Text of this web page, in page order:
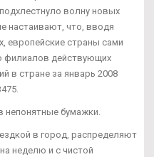
волну новых
настаивают, что, вводя
европейские страны сами
филиалов действующих
в стране за январь 2008
непонятные бумажки.
в город, распределяют
неделю и с чистой